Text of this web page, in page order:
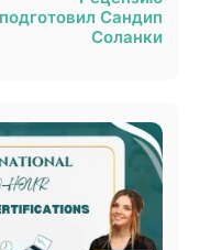
подготовил Сандип
Соланки